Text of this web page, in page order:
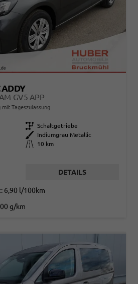
GV5 APP
mit Tageszulassung
Getriebe Schaltgetriebe
Außenfarbe
Indiumgrau Metallic
Kilometerstand
10 km
DETAILS
6,90 l/100km
g/km